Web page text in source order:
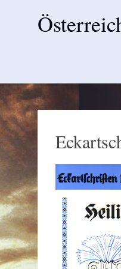
Skip
to
content